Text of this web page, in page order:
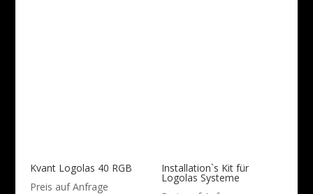
Kvant Logolas 40 RGB
Preis auf Anfrage
Installation`s Kit für
Logolas Systeme